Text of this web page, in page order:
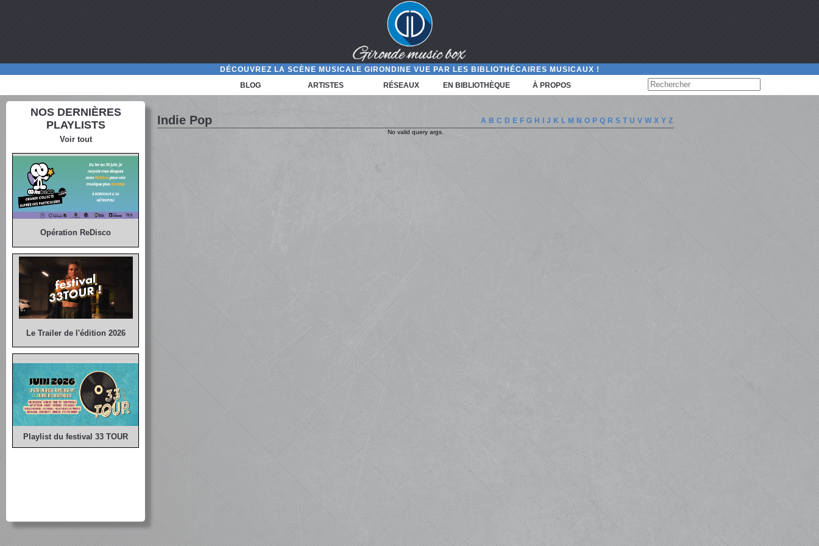
DÉCOUVREZ LA SCÈNE MUSICALE GIRONDINE VUE PAR LES BIBLIOTHÉCAIRES MUSICAUX !
BLOG
ARTISTES RÉSEAUX EN BIBLIOTHÈQUE À PROPOS
NOS DERNIÈRES
PLAYLISTS
Voir tout
Opération ReDisco
Le Trailer de l'édition 2026
Playlist du festival 33 TOUR
Indie Pop A B C D E F G H I J K L M N O P Q R S T U V W X Y Z
No valid query args.